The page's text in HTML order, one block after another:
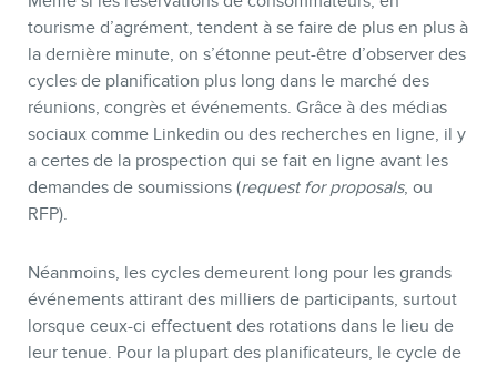
tourisme d’agrément, tendent à se faire de plus en plus à
la dernière minute, on s’étonne peut-être d’observer des
cycles de planification plus long dans le marché des
réunions, congrès et événements. Grâce à des médias
sociaux comme Linkedin ou des recherches en ligne, il y
a certes de la prospection qui se fait en ligne avant les
demandes de soumissions (request for proposals, ou
RFP).
Néanmoins, les cycles demeurent long pour les grands
événements attirant des milliers de participants, surtout
lorsque ceux-ci effectuent des rotations dans le lieu de
leur tenue. Pour la plupart des planificateurs, le cycle de